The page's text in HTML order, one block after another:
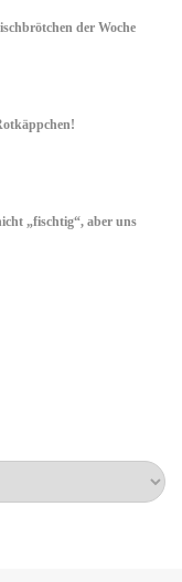
der Woche
„fischtig“, aber uns